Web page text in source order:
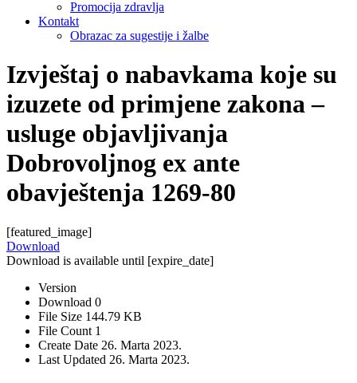
Promocija zdravlja
Kontakt
Obrazac za sugestije i žalbe
Izvještaj o nabavkama koje su
izuzete od primjene zakona –
usluge objavljivanja
Dobrovoljnog ex ante
obavještenja 1269-80
[featured_image]
Download
Download is available until [expire_date]
Version
Download 0
File Size 144.79 KB
File Count 1
Create Date 26. Marta 2023.
Last Updated 26. Marta 2023.